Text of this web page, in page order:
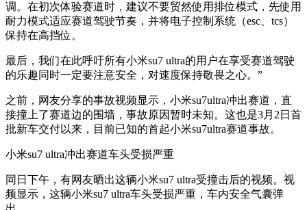
调。在初次体验赛道时，建议不要贸然使用排位模式，先使用
耐力模式适应赛道驾驶节奏，并将电子控制系统（esc、tcs）
保持在高挡位。
最后，我们在此呼吁所有小米su7 ultra的用户在享受赛道驾驶
的乐趣同时一定要注意安全，对速度保持敬畏之心。”
之前，网友分享的事故视频显示，小米su7ultra冲出赛道，直
接撞上了赛道边的围墙，事故原因暂时未知。这也是3月2日首
批新车交付以来，目前已知的首起小米su7ultra赛道事故。
小米su7 ultra冲出赛道车头受损严重
同日下午，有网友晒出这辆小米su7 ultra受撞击后的视频。视
频显示，这辆小米su7 ultra车头受损严重，车内安全气囊弹